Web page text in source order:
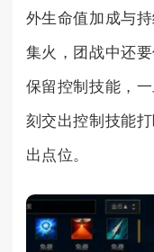
外生命值加成与
集火，团战中还
保留控制技能，
刻交出控制技能
出点位。